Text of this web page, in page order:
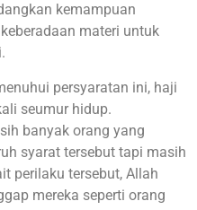
kemampuan
materi untuk
persyaratan ini, haji
seumur hidup.
banyak orang yang
syarat tersebut tapi masih
perilaku tersebut, Allah
mereka seperti orang